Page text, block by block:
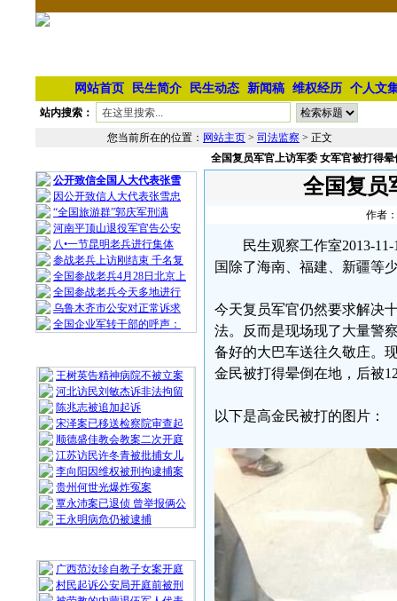
网站首页 民生简介 民生动态 新闻稿 维权经历 个人文
站内搜索：
您当前所在的位置： 网站主页 > 司法监察 > 正文
公开致信全国人大代表张雪
因公开致信人大代表张雪忠
“全国旅游群”郭庆军刑满
河南平顶山退役军官告公安
八•一节昆明老兵进行集体
参战老兵上访刚结束 千名复
全国参战老兵4月28日北京上
全国参战老兵今天多地进行
乌鲁木齐市公安对正常诉求
全国企业军转干部的呼声：
王树英告精神病院不被立案
河北访民刘敏杰诉非法拘留
陈兆志被追加起诉
宋泽案已移送检察院审查起
顺德盛佳教会教案二次开庭
江苏访民许冬青被批捕女儿
李向阳因维权被刑拘逮捕案
贵州何世光爆炸冤案
覃永沛案已退侦 曾举报俩公
王永明病危仍被逮捕
广西范汝珍自教子女案开庭
村民起诉公安局开庭前被刑
全国复员军官上访军委 女军官被打得晕
全国复员
作者
民生观察工作室2013-
国除了海南、福建、新疆等
今天复员军官仍然要求解决
法。反而是现场现了大量警
备好的大巴车送往久敬庄。
金民被打得晕倒在地，后被
以下是高金民被打的图片：